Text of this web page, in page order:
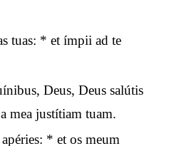
tuas: * et ímpii ad te
Deus, Deus salútis
mea justítiam tuam.
* et os meum